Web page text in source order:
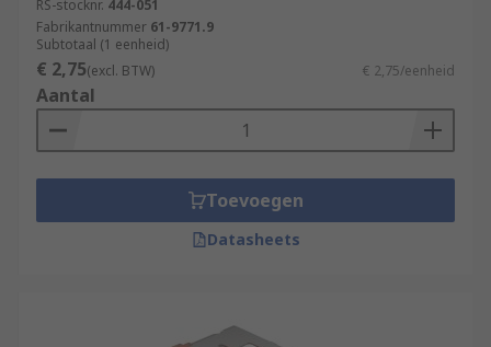
RS-stocknr. 444-051
Fabrikantnummer 61-9771.9
Subtotaal (1 eenheid)
€ 2,75(excl. BTW) € 2,75/eenheid
Aantal
Toevoegen
Datasheets